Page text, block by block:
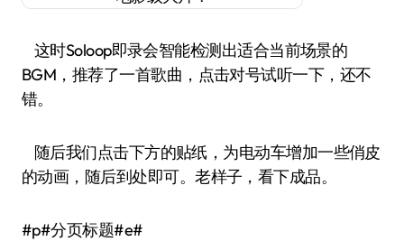
这时Soloop即录会智能检测出适合当前场景的
BGM，推荐了一首歌曲，点击对号试听一下，还不
错。
随后我们点击下方的贴纸，为电动车增加一些俏皮
的动画，随后到处即可。老样子，看下成品。
#p#分页标题#e#